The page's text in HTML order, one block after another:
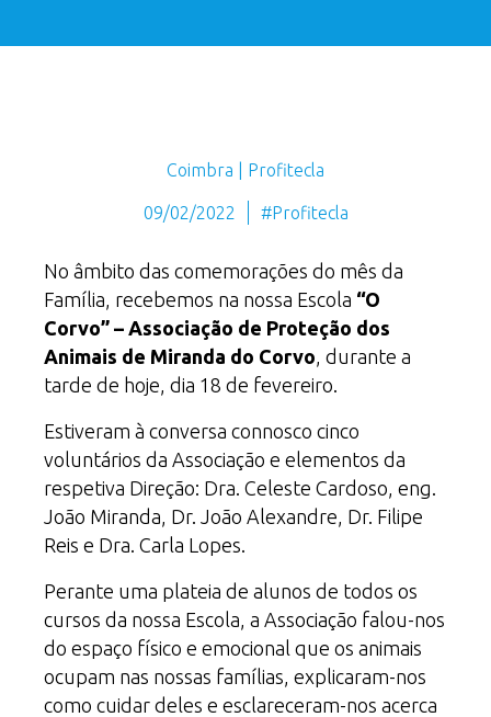
Coimbra | Profitecla
09/02/2022 #Profitecla
No âmbito das comemorações do mês da
Família, recebemos na nossa Escola “O
Corvo” – Associação de Proteção dos
Animais de Miranda do Corvo , durante a
tarde de hoje, dia 18 de fevereiro.
Estiveram à conversa connosco cinco
voluntários da Associação e elementos da
respetiva Direção: Dra. Celeste Cardoso, eng.
João Miranda, Dr. João Alexandre, Dr. Filipe
Reis e Dra. Carla Lopes.
Perante uma plateia de alunos de todos os
cursos da nossa Escola, a Associação falou-nos
do espaço físico e emocional que os animais
ocupam nas nossas famílias, explicaram-nos
como cuidar deles e esclareceram-nos acerca